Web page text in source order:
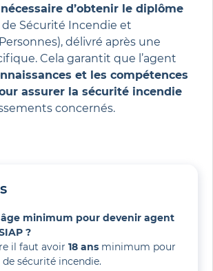
nécessaire d’obtenir le diplôme
de Sécurité Incendie et
délivré après une
Cela garantit que l’agent
et les compétences
assurer la sécurité incendie
concernés.
minimum pour devenir agent
?
il faut avoir 18 ans minimum pour
sécurité incendie.